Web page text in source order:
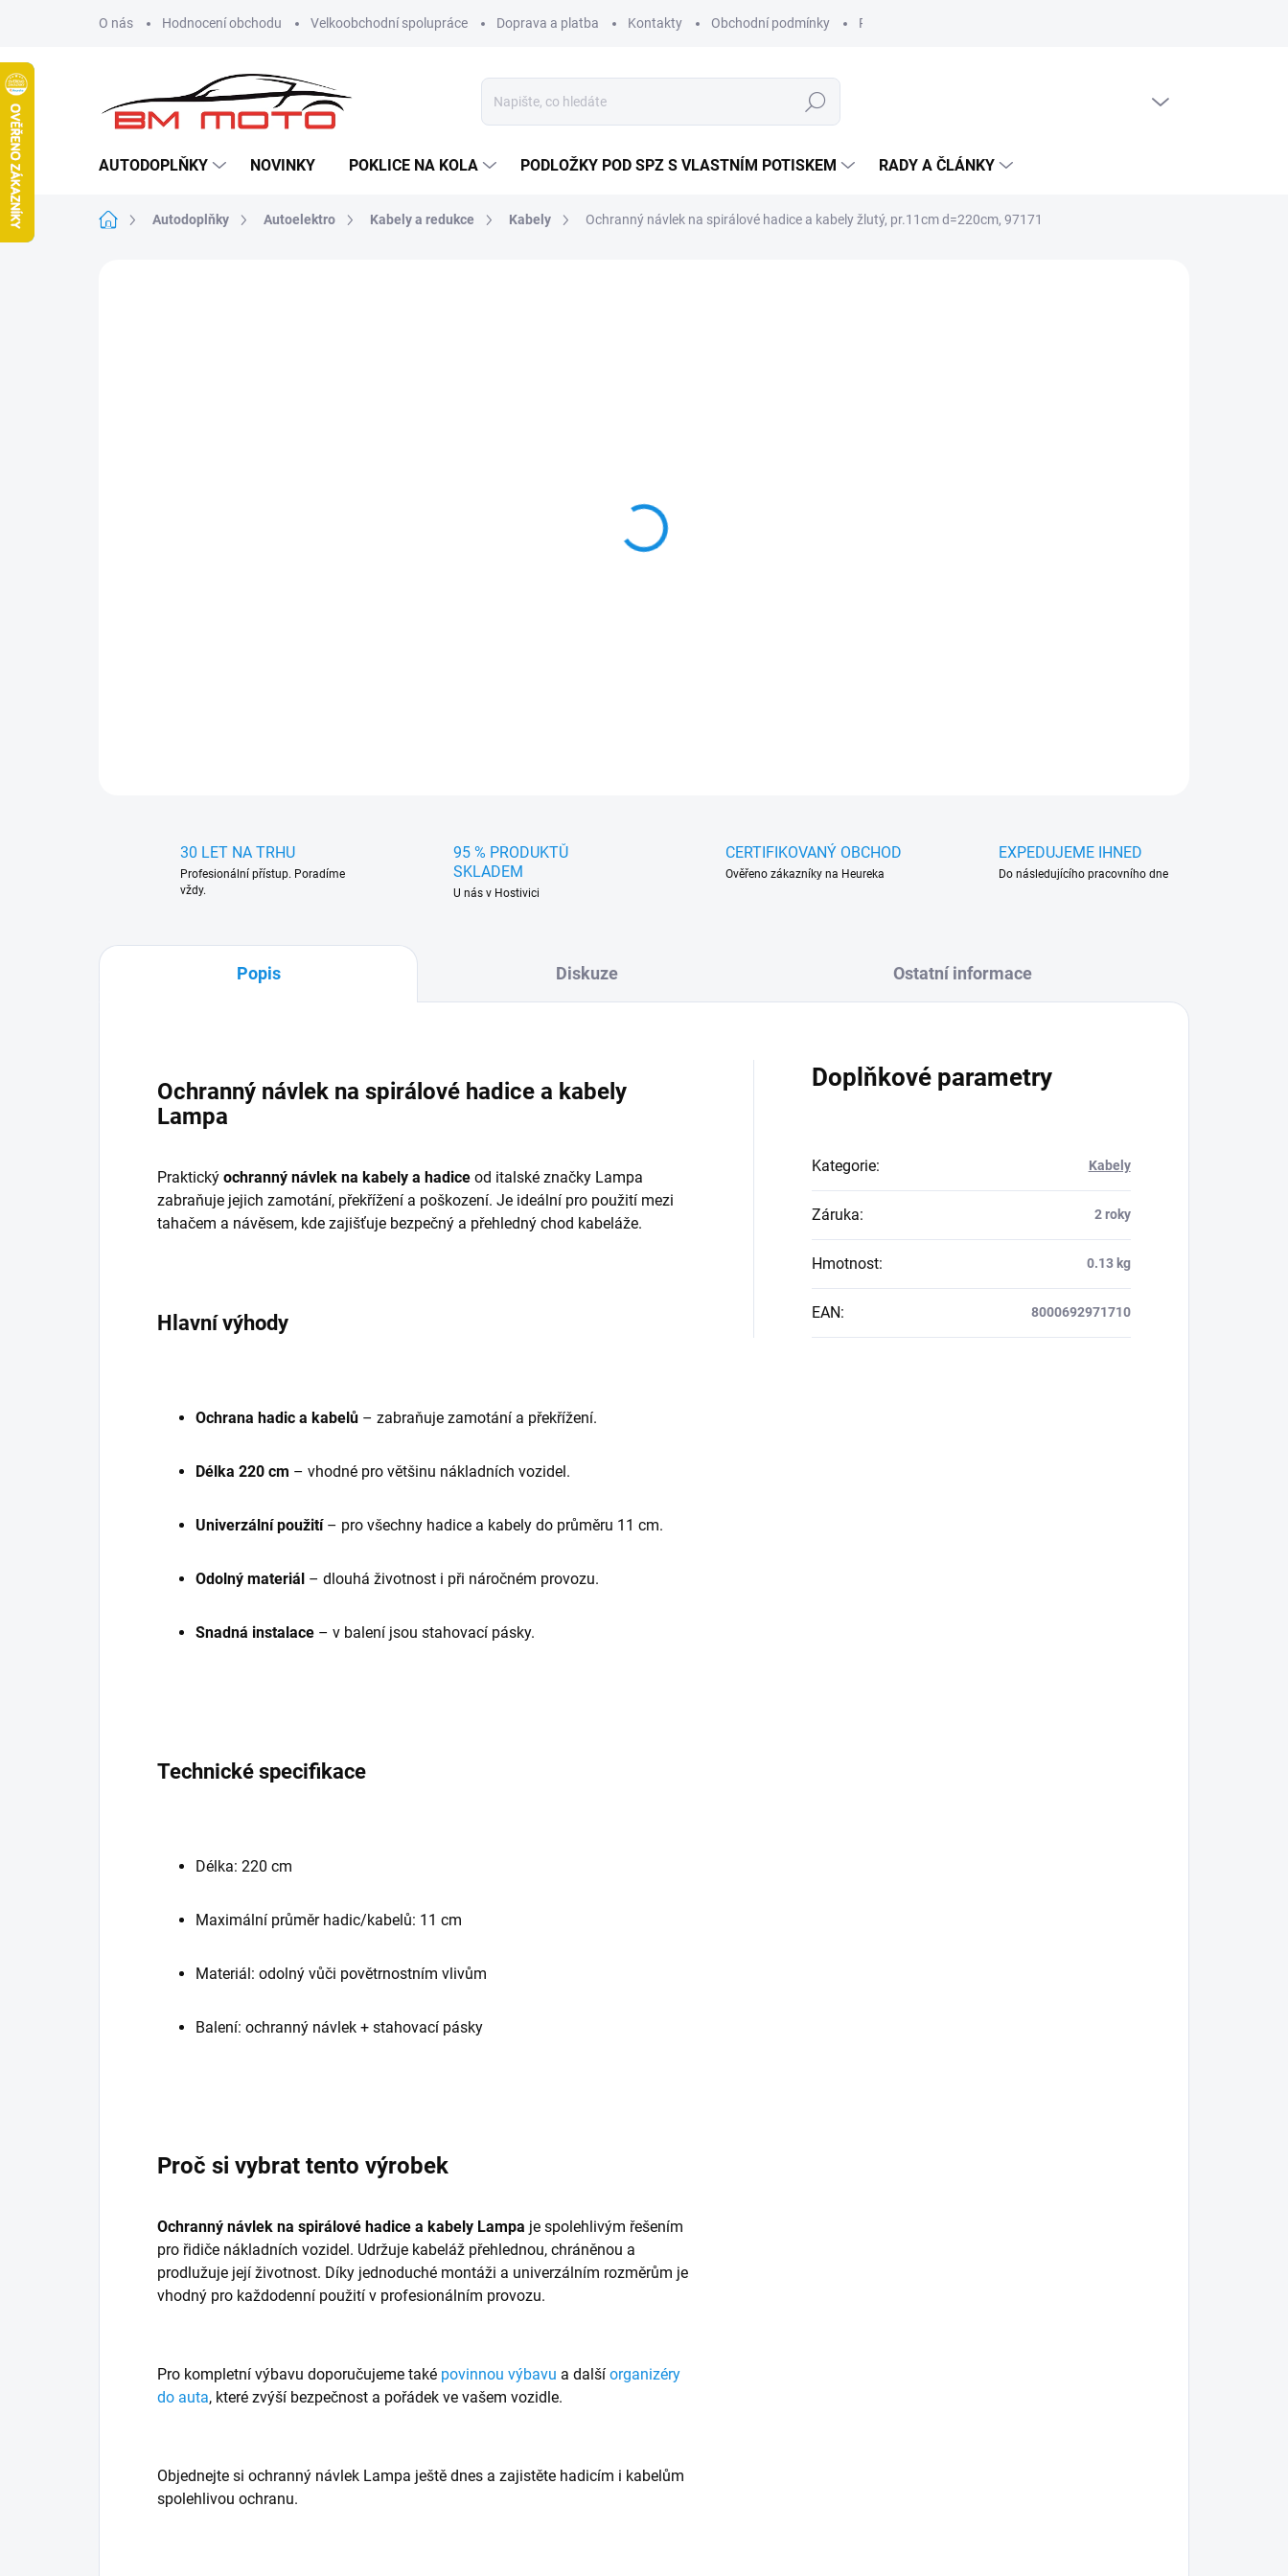
O nás Hodnocení obchodu Velkoobchodní spolupráce Doprava a platba Kontakty Obchodní podmínky Reklamační řád
Hledat
AUTODOPLŇKY NOVINKY POKLICE NA KOLA PODLOŽKY POD SPZ S VLASTNÍM POTISKEM RADY A ČLÁNKY
Domů Autodoplňky Autoelektro Kabely a redukce Kabely Ochranný návlek na spirálové hadice a kabely žlutý, pr.11cm d=220cm, 97171
Ochranný návlek Lampa
30 LET NA TRHU
Profesionální přístup. Poradíme
vždy.
95 % PRODUKTŮ
SKLADEM
U nás v Hostivici
CERTIFIKOVANÝ OBCHOD
Ověřeno zákazníky na Heureka
EXPEDUJEME IHNED
Do následujícího pracovního dne
Popis Diskuze Ostatní informace
Ochranný návlek na spirálové hadice a kabely
Lampa
Praktický ochranný návlek na kabely a hadice od italské značky Lampa
zabraňuje jejich zamotání, překřížení a poškození. Je ideální pro použití mezi
tahačem a návěsem, kde zajišťuje bezpečný a přehledný chod kabeláže.
Hlavní výhody
Ochrana hadic a kabelů – zabraňuje zamotání a překřížení.
Délka 220 cm – vhodné pro většinu nákladních vozidel.
Univerzální použití– pro všechny hadice a kabely do průměru 11 cm.
Odolný materiál – dlouhá životnost i při náročném provozu.
Snadná instalace – v balení jsou stahovací pásky.
Technické specifikace
Délka: 220 cm
Maximální průměr hadic/kabelů: 11 cm
Materiál: odolný vůči povětrnostním vlivům
Balení: ochranný návlek + stahovací pásky
Proč si vybrat tento výrobek
Ochranný návlek na spirálové hadice a kabely Lampa je spolehlivým řešením
pro řidiče nákladních vozidel. Udržuje kabeláž přehlednou, chráněnou a
prodlužuje její životnost. Díky jednoduché montáži a univerzálním rozměrům je
vhodný pro každodenní použití v profesionálním provozu.
Pro kompletní výbavu doporučujeme také povinnou výbavu a další organizéry
do auta, které zvýší bezpečnost a pořádek ve vašem vozidle.
Objednejte si ochranný návlek Lampa ještě dnes a zajistěte hadicím i kabelům
spolehlivou ochranu.
Doplňkové parametry
Kategorie: Kabely
Záruka: 2 roky
Hmotnost: 0.13 kg
EAN: 8000692971710